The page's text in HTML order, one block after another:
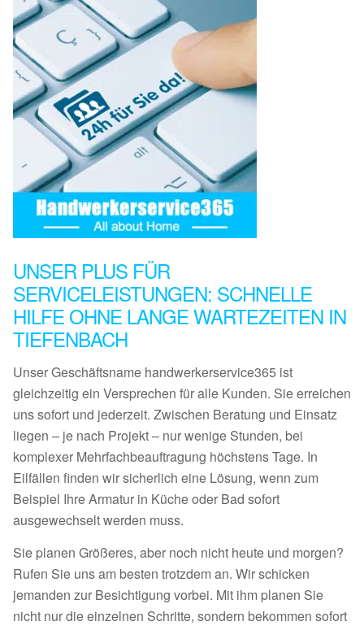
UNSER PLUS FÜR
SERVICELEISTUNGEN: SCHNELLE
HILFE OHNE LANGE WARTEZEITEN IN
TIEFENBACH
Unser Geschäftsname handwerkerservice365 ist
gleichzeitig ein Versprechen für alle Kunden. Sie erreichen
uns sofort und jederzeit. Zwischen Beratung und Einsatz
liegen – je nach Projekt – nur wenige Stunden, bei
komplexer Mehrfachbeauftragung höchstens Tage. In
Eilfällen finden wir sicherlich eine Lösung, wenn zum
Beispiel Ihre Armatur in Küche oder Bad sofort
ausgewechselt werden muss.
Sie planen Größeres, aber noch nicht heute und morgen?
Rufen Sie uns am besten trotzdem an. Wir schicken
jemanden zur Besichtigung vorbei. Mit ihm planen Sie
nicht nur die einzelnen Schritte, sondern bekommen sofort